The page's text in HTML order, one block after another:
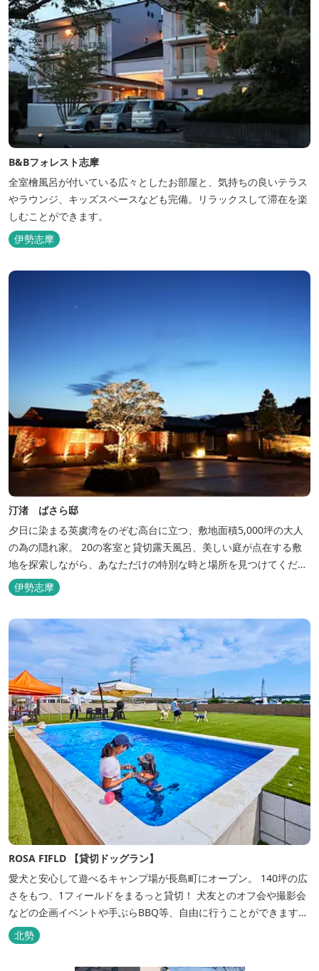
B&Bフォレスト志摩
全室檜風呂が付いている広々としたお部屋と、気持ちの良いテラス
やラウンジ、キッズスペースなども完備。リラックスして滞在を楽
しむことができます。
伊勢志摩
汀渚 ばさら邸
夕日に染まる英虞湾をのぞむ高台に立つ、敷地面積5,000坪の大人
の為の隠れ家。 20の客室と貸切露天風呂、美しい庭が点在する敷
地を探索しながら、あなただけの特別な時と場所を見つけてくださ
い。
伊勢志摩
ROSA FIFLD 【貸切ドッグラン】
愛犬と安心して遊べるキャンプ場が長島町にオープン。 140坪の広
さをもつ、1フィールドをまるっと貸切！ 犬友とのオフ会や撮影会
などの企画イベントや手ぶらBBQ等、自由に行うことができます。
フードメニューも豊富で手ぶらでBBQを予算に合わせてお選びいた
だき、楽しんでいただくことがてぎます。 ドックランは全面人工芝
で水はけもよく、ワンちゃんの汚れを気にすることなく自由に遊
北勢